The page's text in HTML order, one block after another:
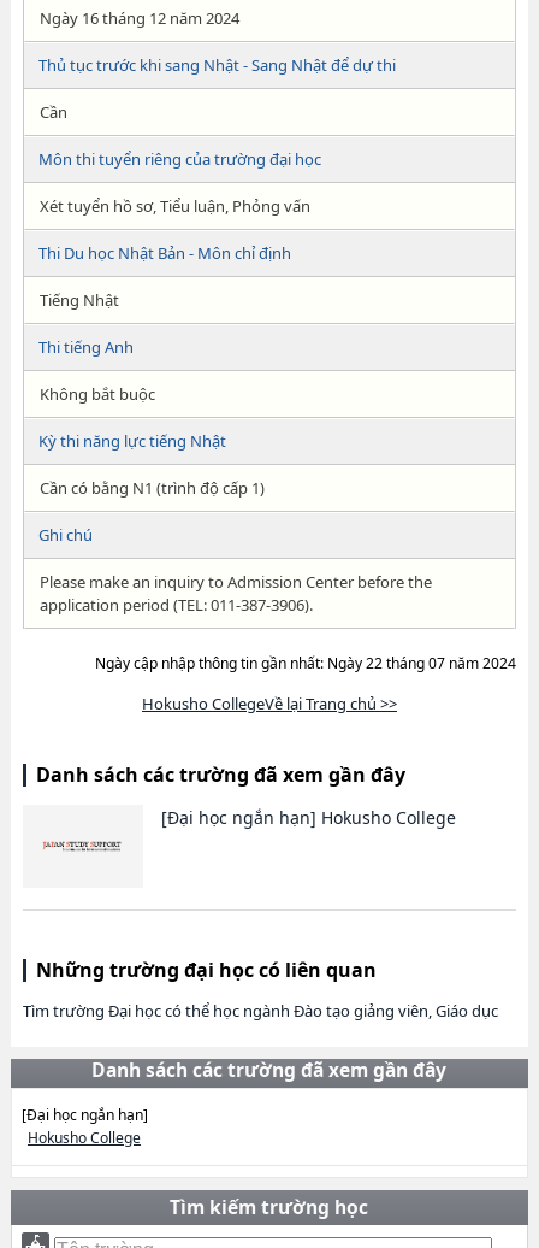
Ngày 16 tháng 12 năm 2024
Thủ tục trước khi sang Nhật - Sang Nhật để dự thi
Cần
Môn thi tuyển riêng của trường đại học
Xét tuyển hồ sơ, Tiểu luận, Phỏng vấn
Thi Du học Nhật Bản - Môn chỉ định
Tiếng Nhật
Thi tiếng Anh
Không bắt buộc
Kỳ thi năng lực tiếng Nhật
Cần có bằng N1 (trình độ cấp 1)
Ghi chú
Please make an inquiry to Admission Center before the
application period (TEL: 011-387-3906).
Ngày cập nhập thông tin gần nhất: Ngày 22 tháng 07 năm 2024
Hokusho CollegeVề lại Trang chủ >>
Danh sách các trường đã xem gần đây
[Đại học ngắn hạn] Hokusho College
Những trường đại học có liên quan
Tìm trường Đại học có thể học ngành Đào tạo giảng viên, Giáo dục
Danh sách các trường đã xem gần đây
[Đại học ngắn hạn]
Hokusho College
Tìm kiếm trường học